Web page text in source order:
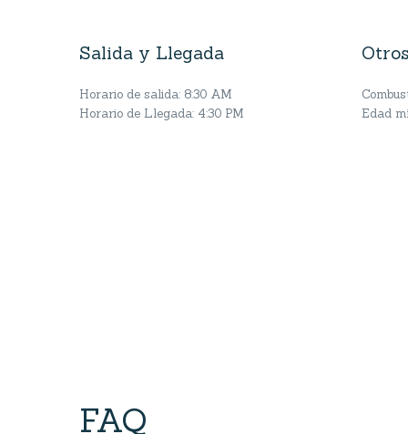
Salida y Llegada
Horario de salida: 8:30 AM
Horario de Llegada: 4:30 PM
Edad
FAQ